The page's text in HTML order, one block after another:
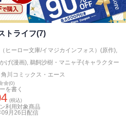
トライフ(7)
ヒーロー文庫/イマジカインフォス）(原作),
げ(漫画), 鵜飼沙樹・マニャ子(キャラクター
角川コミックス・エース
(0)
を書く
(税込)
利用対象商品
月26日 配信